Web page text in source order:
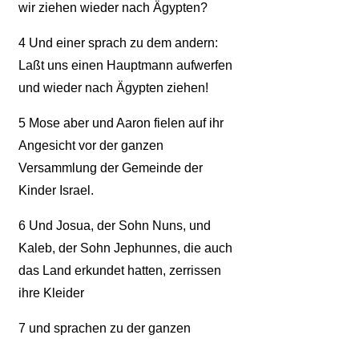
wir ziehen wieder nach Ägypten?
4Und einer sprach zu dem andern:
Laßt uns einen Hauptmann aufwerfen
und wieder nach Ägypten ziehen!
5Mose aber und Aaron fielen auf ihr
Angesicht vor der ganzen
Versammlung der Gemeinde der
Kinder Israel.
6Und Josua, der Sohn Nuns, und
Kaleb, der Sohn Jephunnes, die auch
das Land erkundet hatten, zerrissen
ihre Kleider
7und sprachen zu der ganzen